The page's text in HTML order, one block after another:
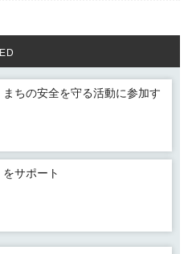
まちの安全を守る活動に参加す
をサポート